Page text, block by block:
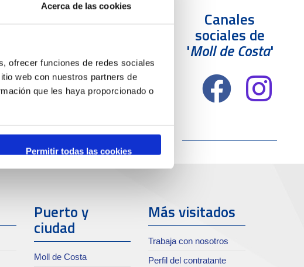
Acerca de las cookies
ofrecer funciones de redes sociales
web con nuestros partners de
que les haya proporcionado o
Permitir todas las cookies
Canales
sociales de
'Moll de Costa'
Puerto y
ciudad
Moll de Costa
Más visitados
Trabaja con nosotros
Perfil del contratante